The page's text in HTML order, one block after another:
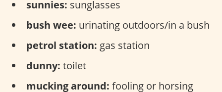
sunnies: sunglasses
bush wee: urinating outdoors/in a bush
petrol station: gas station
dunny: toilet
mucking around: fooling or horsing